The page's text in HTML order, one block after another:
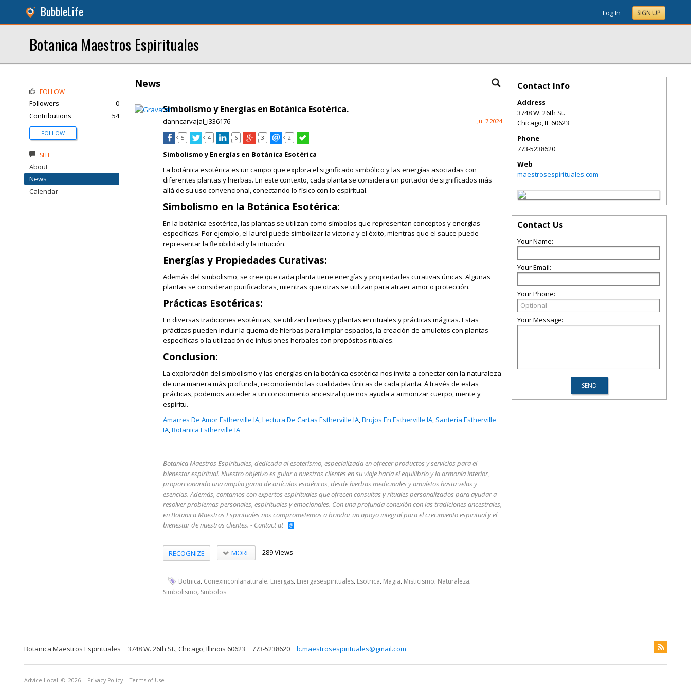
BubbleLife Log In SIGN UP
Botanica Maestros Espirituales
News
Simbolismo y Energías en Botánica Esotérica.
danncarvajal_i336176 Jul 7 2024
5 4 6 3 2
Simbolismo y Energías en Botánica Esotérica
La botánica esotérica es un campo que explora el significado simbólico y las energías asociadas con
diferentes plantas y hierbas. En este contexto, cada planta se considera un portador de significados más
allá de su uso convencional, conectando lo físico con lo espiritual.
Simbolismo en la Botánica Esotérica:
En la botánica esotérica, las plantas se utilizan como símbolos que representan conceptos y energías
específicas. Por ejemplo, el laurel puede simbolizar la victoria y el éxito, mientras que el sauce puede
representar la flexibilidad y la intuición.
Energías y Propiedades Curativas:
Además del simbolismo, se cree que cada planta tiene energías y propiedades curativas únicas. Algunas
plantas se consideran purificadoras, mientras que otras se utilizan para atraer amor o protección.
Prácticas Esotéricas:
En diversas tradiciones esotéricas, se utilizan hierbas y plantas en rituales y prácticas mágicas. Estas
prácticas pueden incluir la quema de hierbas para limpiar espacios, la creación de amuletos con plantas
específicas o la utilización de infusiones herbales con propósitos rituales.
Conclusion:
La exploración del simbolismo y las energías en la botánica esotérica nos invita a conectar con la naturaleza
de una manera más profunda, reconociendo las cualidades únicas de cada planta. A través de estas
prácticas, podemos acceder a un conocimiento ancestral que nos ayuda a armonizar cuerpo, mente y
espíritu.
Amarres De Amor Estherville IA,Lectura De Cartas Estherville IA,Brujos En Estherville IA, Santeria Estherville
IA,Botanica Estherville IA
Botanica Maestros Espirituales, dedicada al esoterismo, especializada en ofrecer productos y servicios para el
bienestar espiritual. Nuestro objetivo es guiar a nuestros clientes en su viaje hacia el equilibrio y la armonía interior,
proporcionando una amplia gama de artículos esotéricos, desde hierbas medicinales y amuletos hasta velas y
esencias. Además, contamos con expertos espirituales que ofrecen consultas y rituales personalizados para ayudar a
resolver problemas personales, espirituales y emocionales. Con una profunda conexión con las tradiciones ancestrales,
en Botanica Maestros Espirituales nos comprometemos a brindar un apoyo integral para el crecimiento espiritual y el
bienestar de nuestros clientes. - Contact at
RECOGNIZE MORE 289 Views
Botnica, Conexinconlanaturale, Energas, Energasespirituales, Esotrica, Magia, Misticismo, Naturaleza,
Simbolismo, Smbolos
FOLLOW
Followers
0
Contributions
54
FOLLOW
SITE
About
News
Calendar
Contact Info
Address
3748 W. 26th St.
Chicago,IL60623
Phone
773-5238620
Web
maestrosespirituales.com
Contact Us
Your Name:
Your Email:
Your Phone:
Your Message:
Botanica Maestros Espirituales 3748 W. 26th St., Chicago, Illinois 60623 773-5238620 b.maestrosespirituales@gmail.com
Advice Local © 2026 Privacy Policy Terms of Use